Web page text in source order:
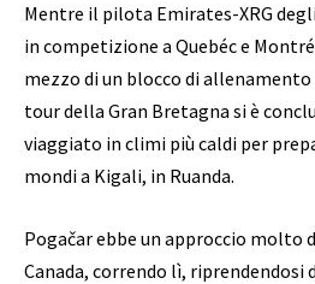
Mentre il pilota Emirates-XRG
in competizione a Quebéc e
mezzo di un blocco di allenamento
tour della Gran Bretagna si è
viaggiato in climi più caldi per
mondi a Kigali, in Ruanda.
Pogačar ebbe un approccio molto
Canada, correndo lì, riprendendosi